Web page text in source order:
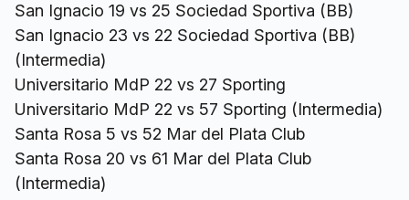
San Ignacio 19 vs 25 Sociedad Sportiva (BB)
San Ignacio 23 vs 22 Sociedad Sportiva (BB)
(Intermedia)
Universitario MdP 22 vs 27 Sporting
Universitario MdP 22 vs 57 Sporting (Intermedia)
Santa Rosa 5 vs 52 Mar del Plata Club
Santa Rosa 20 vs 61 Mar del Plata Club
(Intermedia)